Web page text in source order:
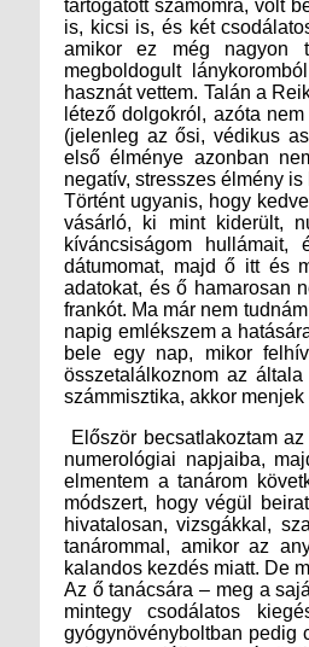
negatív, stresszes élmény
Történt ugyanis, hogy
vásárló, ki mint kiderült,
kíváncsiságom
dátumomat, majd ő itt és
adatokat, és ő hamarosan
frankót. Ma már nem
napig emlékszem a
bele egy nap, mikor
összetalálkoznom az
számmisztika, akkor
Először becsatlakoztam
numerológiai napjaiba,
elmentem a tanárom
módszert, hogy végül
hivatalosan, vizsgákkal,
tanárommal, amikor az
kalandos kezdés miatt. De
Az ő tanácsára – meg a
mintegy csodálatos
gyógynövényboltban pedig
vele nem találkozom, és